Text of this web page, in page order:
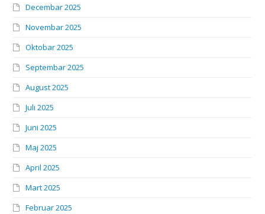
Decembar 2025
Novembar 2025
Oktobar 2025
Septembar 2025
August 2025
Juli 2025
Juni 2025
Maj 2025
April 2025
Mart 2025
Februar 2025